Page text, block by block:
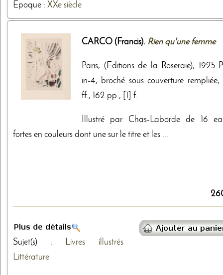
Epoque : XXe siècle
CARCO (Francis). Rien qu'une femme
Paris, (Editions de la Roseraie), 1925
in-4, broché sous couverture
ff., 162 pp., [1] f.
Illustré par Chas-Laborde de 16
fortes en couleurs dont une sur le titre et les ...
Sujet(s) :
Livres illustrés
Littérature